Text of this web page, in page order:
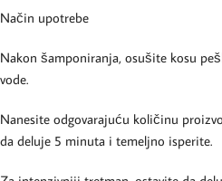
Način upotrebe
Nakon šamponiranja, osušite kosu
vode.
Nanesite odgovarajuću količinu
da deluje 5 minuta i temeljno isperite.